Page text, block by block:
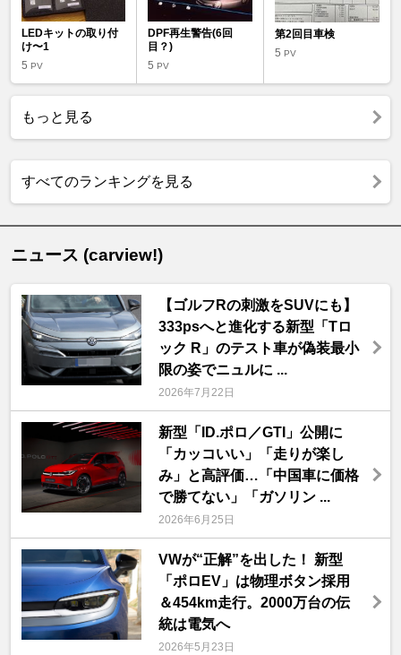
LEDキットの取り付
け〜1
5 PV
DPF再生警告(6回
目？)
5PV
第2回目車検
5 PV
もっと見る
すべてのランキングを見る
ニュース (carview!)
【ゴルフRの刺激をSUVにも】
333psへと進化する新型「Tロ
ック R」のテスト車が偽装最小
限の姿でニュルに ...
2026年7月22日
新型「ID.ポロ／GTI」公開に
「カッコいい」「走りが楽し
み」と高評価…「中国車に価格
で勝てない」「ガソリン ...
2026年6月25日
VWが“正解”を出した！ 新型
「ポロEV」は物理ボタン採用
＆454km走行。2000万台の伝
統は電気へ
2026年5月23日